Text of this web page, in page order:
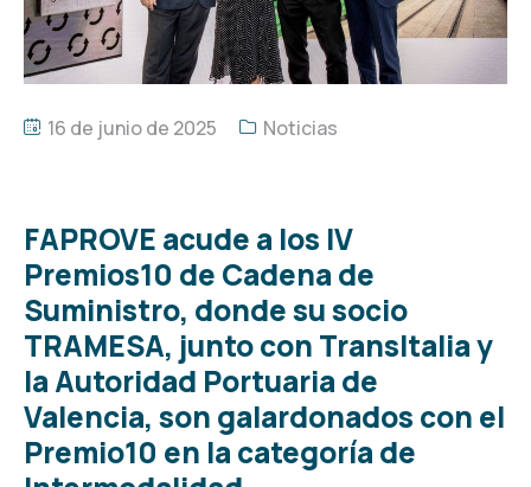
16 de junio de 2025 Noticias
FAPROVE acude a los IV
Premios10 de Cadena de
Suministro, donde su socio
TRAMESA, junto con TransItalia y
la Autoridad Portuaria de
Valencia, son galardonados con el
Premio10 en la categoría de